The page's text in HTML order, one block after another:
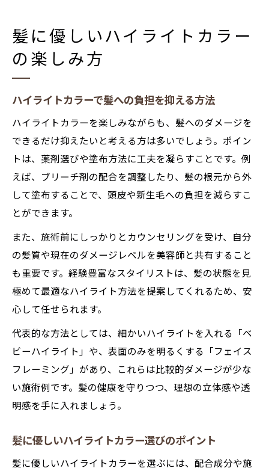
髪に優しいハイライトカラー
の楽しみ方
ハイライトカラーで髪への負担を抑える方法
ハイライトカラーを楽しみながらも、髪へのダメージを
できるだけ抑えたいと考える方は多いでしょう。ポイン
トは、薬剤選びや塗布方法に工夫を凝らすことです。例
えば、ブリーチ剤の配合を調整したり、髪の根元から外
して塗布することで、頭皮や新生毛への負担を減らすこ
とができます。
また、施術前にしっかりとカウンセリングを受け、自分
の髪質や現在のダメージレベルを美容師と共有すること
も重要です。経験豊富なスタイリストは、髪の状態を見
極めて最適なハイライト方法を提案してくれるため、安
心して任せられます。
代表的な方法としては、細かいハイライトを入れる「ベ
ビーハイライト」や、表面のみを明るくする「フェイス
フレーミング」があり、これらは比較的ダメージが少な
い施術例です。髪の健康を守りつつ、理想の立体感や透
明感を手に入れましょう。
髪に優しいハイライトカラー選びのポイント
髪に優しいハイライトカラーを選ぶには、配合成分や施